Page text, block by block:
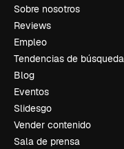
Sobre nosotros
Reviews
Empleo
Tendencias de búsqueda
Blog
Eventos
Slidesgo
Vender contenido
Sala de prensa